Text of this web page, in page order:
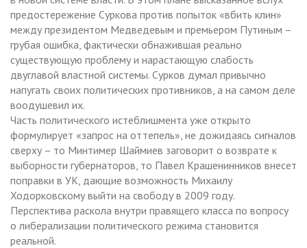
предостережение Суркова против попыток «вбить клин»
между президентом Медведевым и премьером Путиным –
грубая ошибка, фактически обнажившая реально
существующую проблему и нарастающую слабость
двуглавой властной системы. Сурков думал привычно
напугать своих политических противников, а на самом деле
воодушевил их.
Часть политического истеблишмента уже открыто
формулирует «запрос на оттепель», не дожидаясь сигналов
сверху – то Минтимер Шаймиев заговорит о возврате к
выборности губернаторов, то Павел Крашенинников внесет
поправки в УК, дающие возможность Михаилу
Ходорковскому выйти на свободу в 2009 году.
Перспектива раскола внутри правящего класса по вопросу
о либерализации политического режима становится
реальной.